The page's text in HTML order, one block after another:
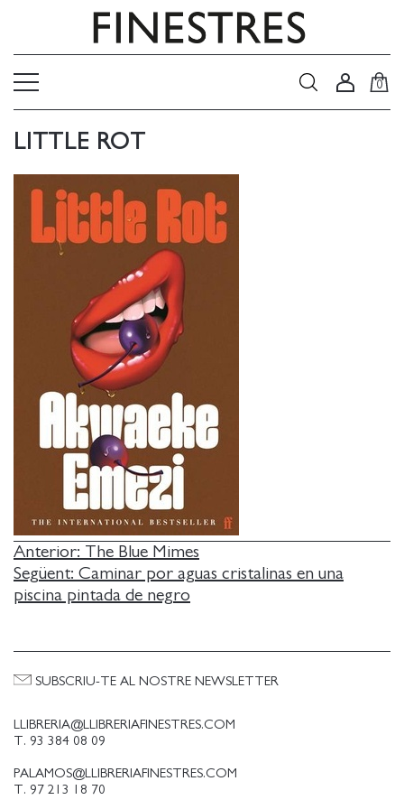
0
LITTLE ROT
NAVEGACIÓ
D'ENTRADES
Anterior: The Blue Mimes
Següent: Caminar por aguas cristalinas en una
piscina pintada de negro
LLIBRERIA@LLIBRERIAFINESTRES.COM
T. 93 384 08 09
PALAMOS@LLIBRERIAFINESTRES.COM
T. 97 213 18 70
SUBSCRIU-TE AL NOSTRE NEWSLETTER